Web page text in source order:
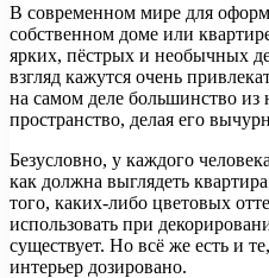
В современном мире для
собственном доме или
ярких, пёстрых и необычных
взгляд кажутся очень
на самом деле большинство из
пространство, делая его
Безусловно, у каждого
как должна выглядеть
того, каких-либо цветовых
использовать при
существует. Но всё же есть и
интерьер дозировано.